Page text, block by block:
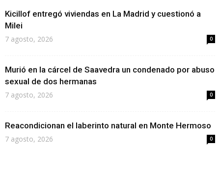
Kicillof entregó viviendas en La Madrid y cuestionó a
Milei
7 agosto, 2026 0
Murió en la cárcel de Saavedra un condenado por abuso
sexual de dos hermanas
7 agosto, 2026 0
Reacondicionan el laberinto natural en Monte Hermoso
7 agosto, 2026 0